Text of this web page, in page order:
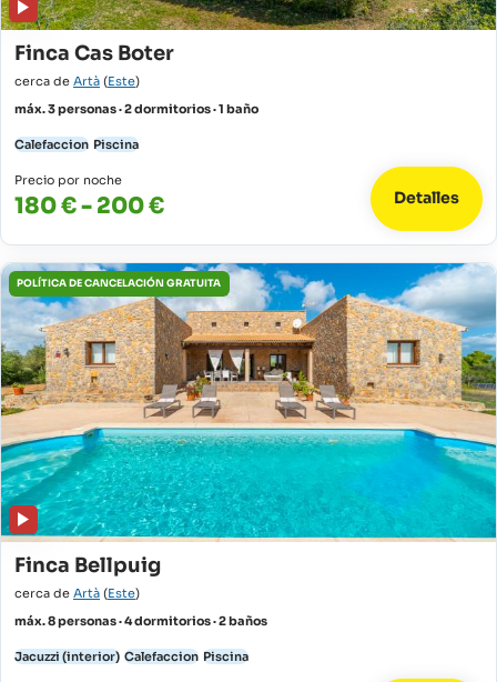
Finca Cas Boter
cerca de Artà (Este)
máx. 3 personas · 2 dormitorios · 1 baño
Calefaccion Piscina
Precio por noche
180 € - 200 € Detalles
POLÍTICA DE CANCELACIÓN GRATUITA
Finca Bellpuig
cerca de Artà (Este)
máx. 8 personas · 4 dormitorios · 2 baños
Jacuzzi (interior) Calefaccion Piscina